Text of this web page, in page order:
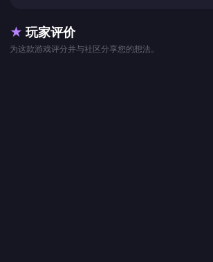
★ 玩家评价
为这款游戏评分并与社区分享您的想法。